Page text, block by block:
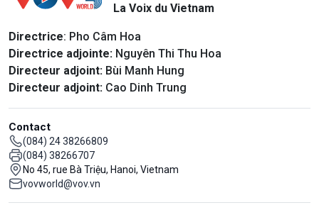
La Voix du Vietnam
Directrice: Pho Câm Hoa
Directrice adjointe: Nguyên Thi Thu Hoa
Directeur adjoint: Bùi Manh Hung
Directeur adjoint: Cao Dinh Trung
Contact
(084) 24 38266809
(084) 38266707
No 45, rue Bà Triệu, Hanoi, Vietnam
vovworld@vov.vn